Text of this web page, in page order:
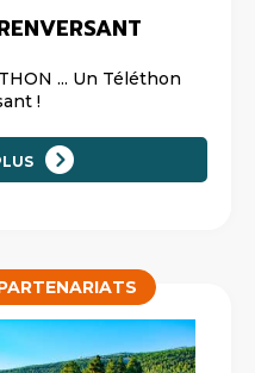
... Un Téléthon
!